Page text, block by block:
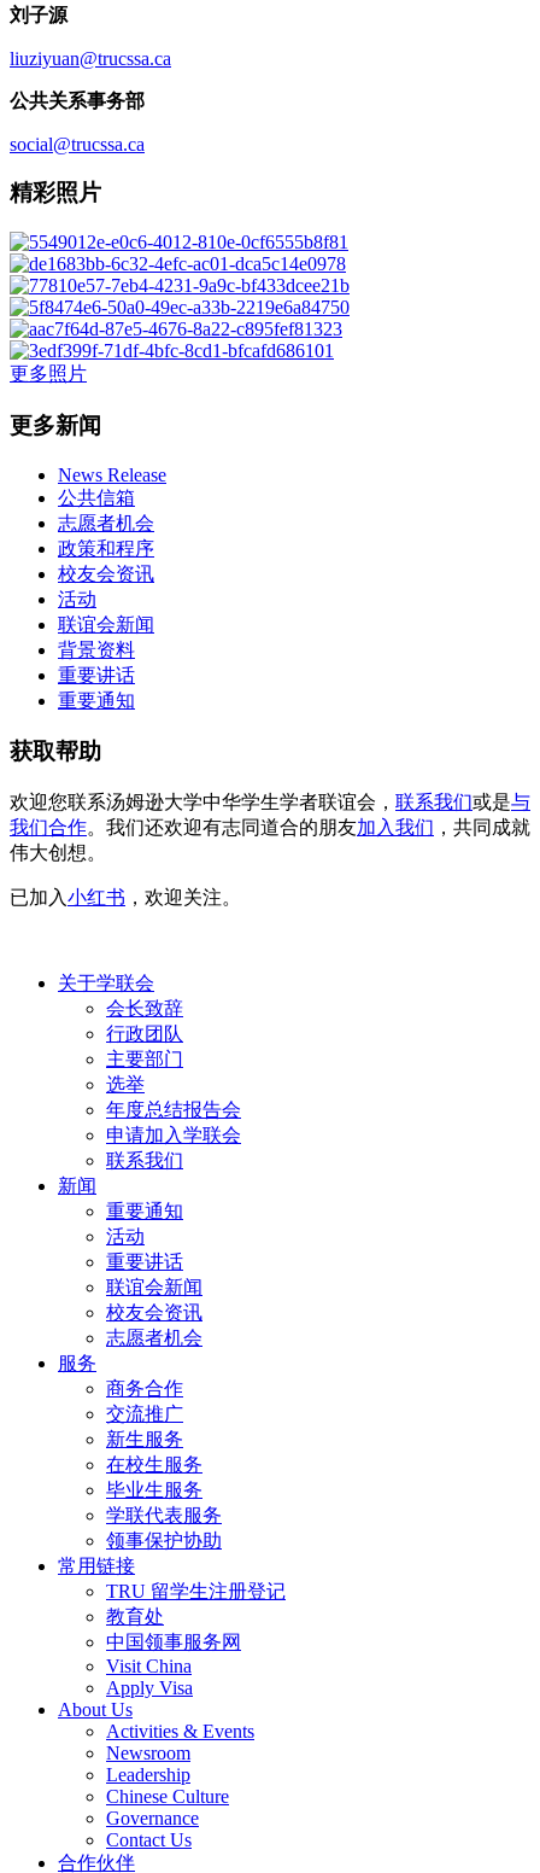
刘子源
liuziyuan@trucssa.ca
公共关系事务部
social@trucssa.ca
精彩照片
更多照片
更多新闻
News Release
公共信箱
志愿者机会
政策和程序
校友会资讯
活动
联谊会新闻
背景资料
重要讲话
重要通知
获取帮助
欢迎您联系汤姆逊大学中华学生学者联谊会， 联系我们或是与
我们合作。我们还欢迎有志同道合的朋友加入我们 ，共同成就
伟大创想。
已加入小红书 ，欢迎关注。
关于学联会
会长致辞
行政团队
主要部门
选举
年度总结报告会
申请加入学联会
联系我们
新闻
重要通知
活动
重要讲话
联谊会新闻
校友会资讯
志愿者机会
服务
商务合作
交流推广
新生服务
在校生服务
毕业生服务
学联代表服务
领事保护协助
常用链接
TRU 留学生注册登记
教育处
中国领事服务网
Visit China
Apply Visa
About Us
Activities & Events
Newsroom
Leadership
Chinese Culture
Governance
Contact Us
合作伙伴